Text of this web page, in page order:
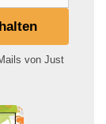
von Just